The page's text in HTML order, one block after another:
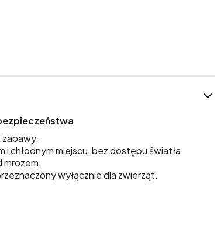
zabawy.
chłodnym miejscu, bez dostępu światła
mrozem.
wyłącznie dla zwierząt.